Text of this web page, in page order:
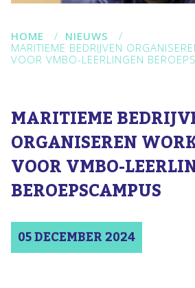
HOME / NIEUWS /
MARITIEME BEDRIJVEN
VOOR VMBO-LEERLINGEN
MARITIEME
ORGANISEREN
VOOR VMBO-
BEROEPSCAMPUS
05 DECEMBER 2024